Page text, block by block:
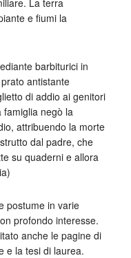
La terra
e fiumi la
barbiturici in
antistante
di addio ai genitori
famiglia negò la
attribuendo la morte
dal padre, che
su quaderni e allora
postume in varie
profondo interesse.
anche le pagine di
e la tesi di laurea.